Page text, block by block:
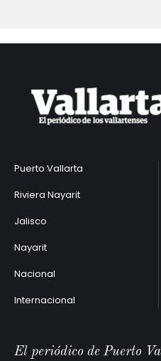
Puerto Vallarta
Riviera Nayarit
Jalisco
Nayarit
Nacional
Internacional
El periódico de Puerto